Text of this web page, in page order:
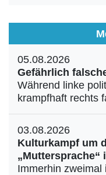
05.08.2026
Gefährlich
Während linke
krampfhaft rechts
03.08.2026
Kulturkampf um
„Muttersprache“
Immerhin